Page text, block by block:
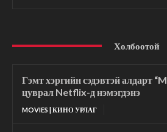
Холбоотой
Гэмт хэргийн сэдэвтэй алдарт
цуврал Netflix-д нэмэгдэнэ
MOVIES | КИНО УРЛАГ